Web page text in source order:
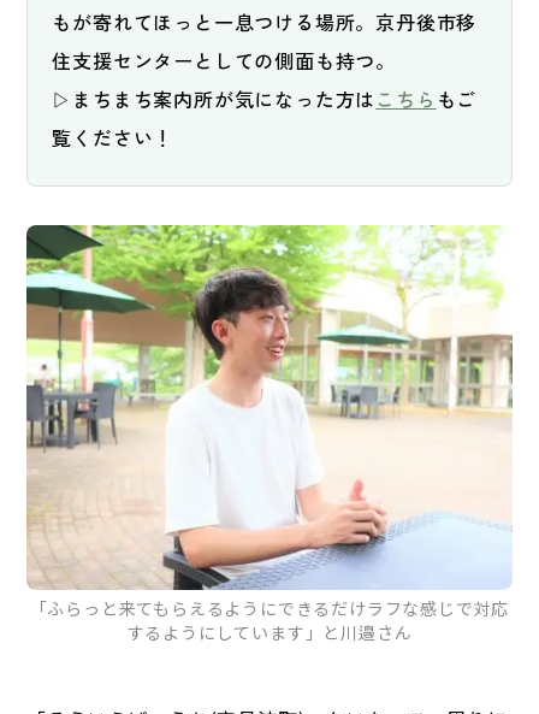
もが寄れてほっと一息つける場所。京丹後市移
住支援センターとしての側面も持つ。
▷まちまち案内所が気になった方は こちら もご
覧ください！
「ふらっと来てもらえるようにできるだけラフな感じで対応
するようにしています」と川邉さん